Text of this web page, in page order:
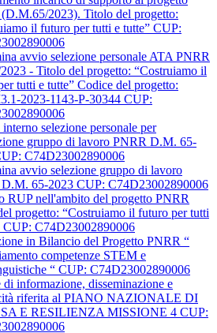
2023). Titolo del progetto:
il futuro per tutti e tutte” CUP:
avvio selezione personale ATA PNRR
- Titolo del progetto: “Costruiamo il
tutti e tutte” Codice del progetto:
2023-1143-P-30344 CUP:
selezione personale per
gruppo di lavoro PNRR D.M. 65-
C74D23002890006
avvio selezione gruppo di lavoro
65-2023 CUP: C74D23002890006
RUP nell'ambito del progetto PNRR
progetto: “Costruiamo il futuro per tutti
CUP: C74D23002890006
in Bilancio del Progetto PNRR “
competenze STEM e
“ CUP: C74D23002890006
di informazione, disseminazione e
riferita al PIANO NAZIONALE DI
E RESILIENZA MISSIONE 4 CUP: